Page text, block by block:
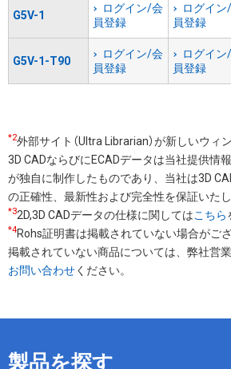
G5V-1
ログイン/会
員登録
ログイン
員登録
G5V-1-T90
ログイン/会
員登録
ログイン
員登録
*2外部サイト（Ultra Librarian）が新しいウィ
3D CADならびにECADデータは当社提供情
が独自に制作したものであり、当社は3D
の正確性、最新性および完全性を保証いたし
*32D,3D CADデータの仕様に関してはこちら
*4Rohs証明書は掲載されていない場合がござ
掲載されていない商品については、弊社営
お問い合わせください。
製品を探す